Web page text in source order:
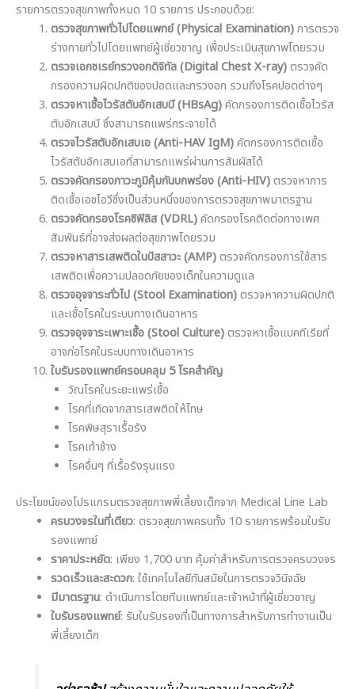
รายการตรวจสุขภาพทั้งหมด 10 รายการ ประกอบด้วย:
ตรวจสุขภาพทั่วไปโดยแพทย์ (Physical Examination)การตรวจ
ร่างกายทั่วไปโดยแพทย์ผู้เชี่ยวชาญ เพื่อประเมินสุขภาพโดยรวม
ตรวจเอกซเรย์ทรวงอกดิจิทัล (Digital Chest X-ray)ตรวจคัด
กรองความผิดปกติของปอดและทรวงอก รวมถึงโรคปอดต่างๆ
ตรวจหาเชื้อไวรัสตับอักเสบบี (HBsAg)คัดกรองการติดเชื้อไวรัส
ตับอักเสบบี ซึ่งสามารถแพร่กระจายได้
ตรวจไวรัสตับอักเสบเอ (Anti-HAV IgM)คัดกรองการติดเชื้อ
ไวรัสตับอักเสบเอที่สามารถแพร่ผ่านการสัมผัสได้
ตรวจคัดกรองภาวะภูมิคุ้มกันบกพร่อง (Anti-HIV)ตรวจหาการ
ติดเชื้อเอชไอวีซึ่งเป็นส่วนหนึ่งของการตรวจสุขภาพมาตรฐาน
ตรวจคัดกรองโรคซิฟิลิส (VDRL)คัดกรองโรคติดต่อทางเพศ
สัมพันธ์ที่อาจส่งผลต่อสุขภาพโดยรวม
ตรวจหาสารเสพติดในปัสสาวะ (AMP)ตรวจคัดกรองการใช้สาร
เสพติดเพื่อความปลอดภัยของเด็กในความดูแล
ตรวจอุจจาระทั่วไป (Stool Examination)ตรวจหาความผิดปกติ
และเชื้อโรคในระบบทางเดินอาหาร
ตรวจอุจจาระเพาะเชื้อ (Stool Culture)ตรวจหาเชื้อแบคทีเรียที่
อาจก่อโรคในระบบทางเดินอาหาร
ใบรับรองแพทย์ครอบคลุม 5 โรคสำคัญ
วัณโรคในระยะแพร่เชื้อ
โรคที่เกิดจากสารเสพติดให้โทษ
โรคพิษสุราเรื้อรัง
โรคเท้าช้าง
โรคอื่นๆ ที่เรื้อรังรุนแรง
ประโยชน์ของโปรแกรมตรวจสุขภาพพี่เลี้ยงเด็กจาก Medical Line Lab
ครบวงจรในที่เดียว: ตรวจสุขภาพครบทั้ง 10 รายการพร้อมใบรับ
รองแพทย์
ราคาประหยัด: เพียง 1,700 บาท คุ้มค่าสำหรับการตรวจครบวงจร
รวดเร็วและสะดวก: ใช้เทคโนโลยีทันสมัยในการตรวจวินิจฉัย
มีมาตรฐาน: ดำเนินการโดยทีมแพทย์และเจ้าหน้าที่ผู้เชี่ยวชาญ
ใบรับรองแพทย์: รับใบรับรองที่เป็นทางการสำหรับการทำงานเป็น
พี่เลี้ยงเด็ก